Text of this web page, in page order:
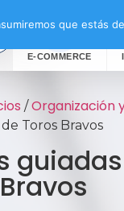
E-COMMERCE
/Organización
Toros Bravos
que estás